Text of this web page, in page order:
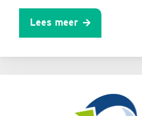
Lees meer